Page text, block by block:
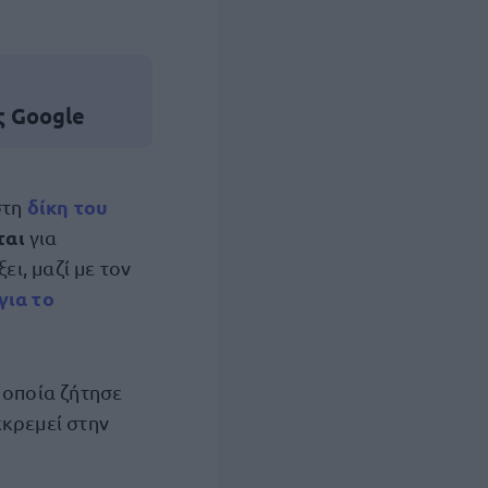
Google
δίκη του
για
μαζί με τον
το
ζήτησε
στην